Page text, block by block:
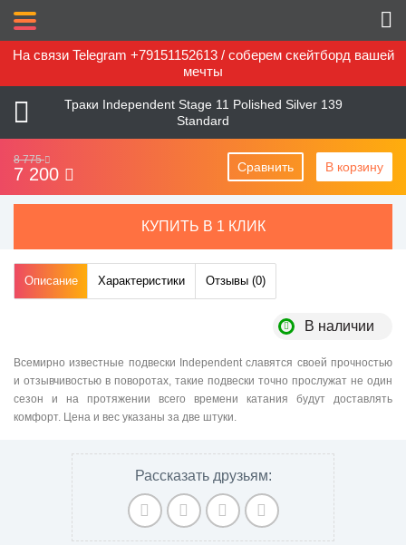
На связи Telegram +79151152613 / соберем скейтборд вашей
мечты
Траки Independent Stage 11 Polished Silver 139
Standard
8 775
7 200 В корзину
Сравнить
КУПИТЬ В 1 КЛИК
Описание Характеристики Отзывы (0)
В наличии
Всемирно известные подвески Independent славятся своей прочностью
и отзывчивостью в поворотах, такие подвески точно прослужат не один
сезон и на протяжении всего времени катания будут доставлять
комфорт. Цена и вес указаны за две штуки.
Рассказать друзьям: